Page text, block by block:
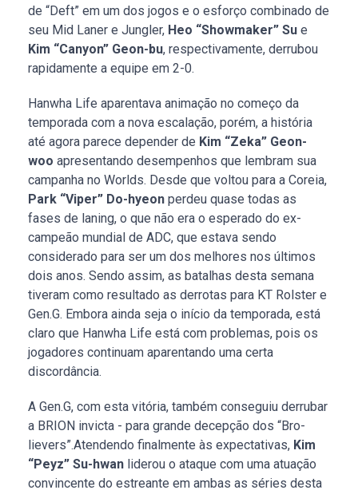
de “Deft” em um dos jogos e o esforço combinado de
seu Mid Laner e Jungler, Heo “Showmaker” Su e
Kim “Canyon” Geon-bu, respectivamente, derrubou
rapidamente a equipe em 2-0.
Hanwha Life aparentava animação no começo da
temporada com a nova escalação, porém, a história
até agora parece depender de Kim “Zeka” Geon-
woo apresentando desempenhos que lembram sua
campanha no Worlds. Desde que voltou para a Coreia,
Park “Viper” Do-hyeon perdeu quase todas as
fases de laning, o que não era o esperado do ex-
campeão mundial de ADC, que estava sendo
considerado para ser um dos melhores nos últimos
dois anos. Sendo assim, as batalhas desta semana
tiveram como resultado as derrotas para KT Rolster e
Gen.G. Embora ainda seja o início da temporada, está
claro que Hanwha Life está com problemas, pois os
jogadores continuam aparentando uma certa
discordância.
A Gen.G, com esta vitória, também conseguiu derrubar
a BRION invicta - para grande decepção dos “Bro-
lievers”.Atendendo finalmente às expectativas, Kim
“Peyz” Su-hwan liderou o ataque com uma atuação
convincente do estreante em ambas as séries desta